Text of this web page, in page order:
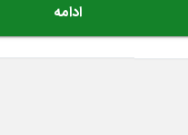
ادامه